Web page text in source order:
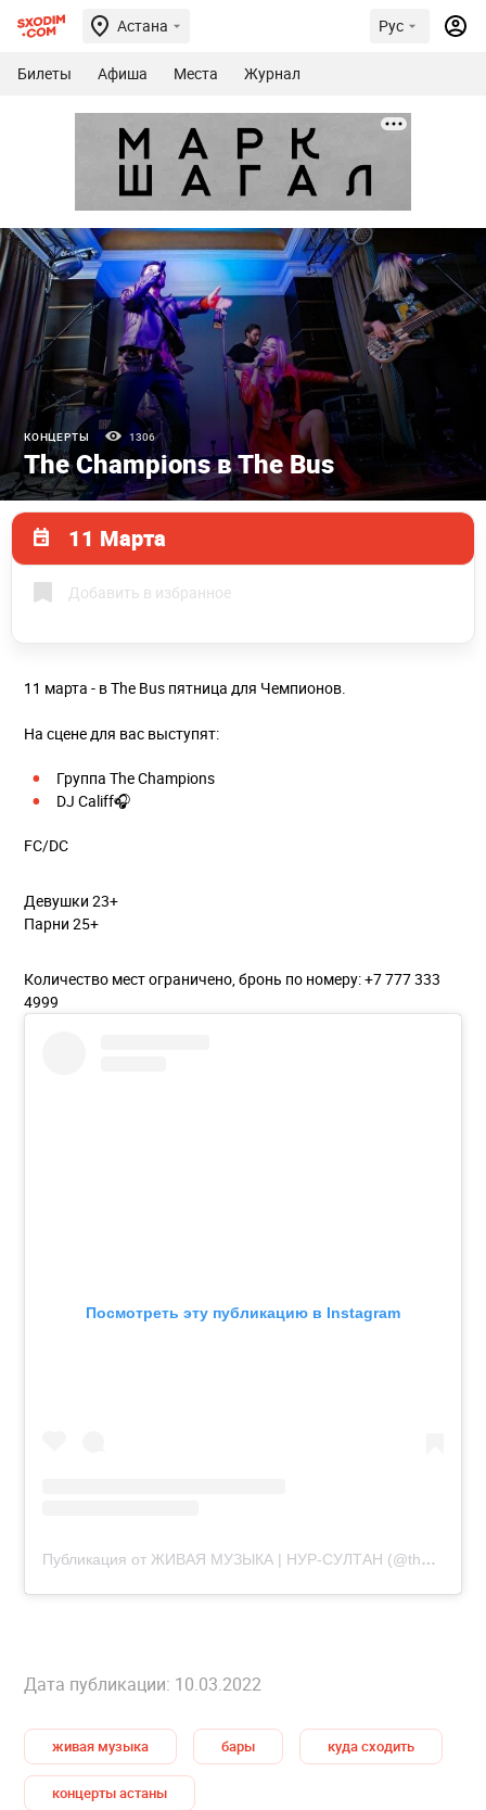
Астана Рус
Билеты Афиша Места Журнал
КОНЦЕРТЫ 1306
The Champions в The Bus
11 Марта
Добавить в избранное
11 марта - в The Bus пятница для Чемпионов.
На сцене для вас выступят:
Группа The Champions
DJ Califf🎧
FC/DC
Девушки 23+
Парни 25+
Количество мест ограничено, бронь по номеру: +7 777 333
4999
Посмотреть эту публикацию в Instagram
Публикация от ЖИВАЯ МУЗЫКА | НУР-СУЛТАН (@thechampionsband)
Дата публикации: 10.03.2022
живая музыка бары куда сходить
концерты астаны